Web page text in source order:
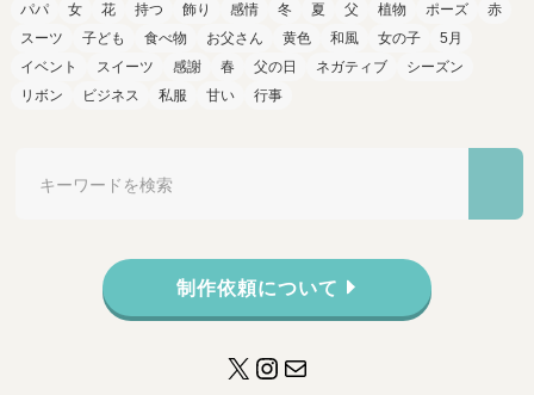
パパ
女 花 持つ 飾り 感情 冬 夏 父 植物 ポーズ
赤
スーツ
子ども 食べ物 お父さん 黄色 和風 女の子
5月
イベント
スイーツ 感謝 春 父の日 ネガティブ
シーズン
リボン
ビジネス 私服 甘い 行事
制作依頼について
X Instagram
メール